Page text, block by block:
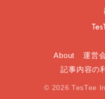
About 運営
記事内容の
© 2026 TesTee